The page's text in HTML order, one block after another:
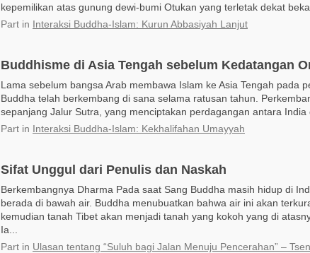
kepemilikan atas gunung dewi-bumi Otukan yang terletak dekat
Part in Interaksi Buddha-Islam: Kurun Abbasiyah Lanjut
Buddhisme di Asia Tengah sebelum Kedatangan
Lama sebelum bangsa Arab membawa Islam ke Asia Tengah pada
Buddha telah berkembang di sana selama ratusan tahun.
sepanjang Jalur Sutra, yang menciptakan perdagangan antara India
Part in Interaksi Buddha-Islam: Kekhalifahan Umayyah
Sifat Unggul dari Penulis dan Naskah
Berkembangnya Dharma Pada saat Sang Buddha masih hidup di
berada di bawah air. Buddha menubuatkan bahwa air ini akan
kemudian tanah Tibet akan menjadi tanah yang kokoh yang di
Ia...
Part in Ulasan tentang “Suluh bagi Jalan Menuju Pencerahan” –